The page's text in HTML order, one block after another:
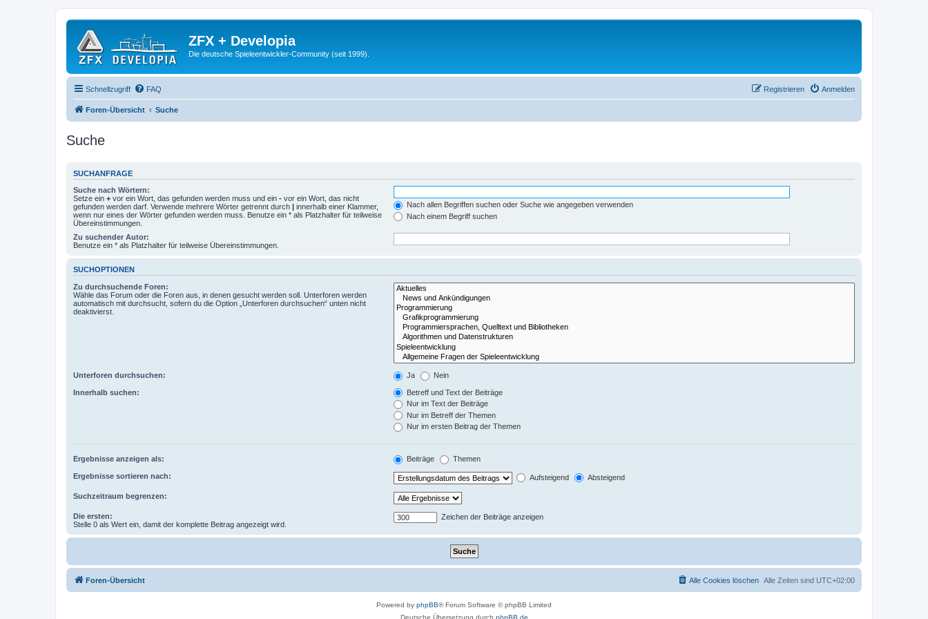
ZFX + Developia
Die deutsche Spieleentwickler-Community (seit 1999).
Schnellzugriff FAQ Anmelden
Registrieren
Foren-Übersicht Suche
Suche
SUCHANFRAGE
Suche nach Wörtern:
Setze ein + vor ein Wort, das gefunden werden muss und ein - vor ein Wort, das nicht
gefunden werden darf. Verwende mehrere Wörter getrennt durch | innerhalb einer Klammer,
wenn nur eines der Wörter gefunden werden muss. Benutze ein * als Platzhalter für teilweise
Übereinstimmungen.
Nach allen Begriffen suchen oder Suche wie angegeben verwenden
Nach einem Begriff suchen
Zu suchender Autor:
Benutze ein * als Platzhalter für teilweise Übereinstimmungen.
SUCHOPTIONEN
Zu durchsuchende Foren:
Wähle das Forum oder die Foren aus, in denen gesucht werden soll. Unterforen werden
automatisch mit durchsucht, sofern du die Option „Unterforen durchsuchen“ unten nicht
deaktivierst.
Unterforen durchsuchen: Ja Nein
Innerhalb suchen:
Betreff und Text der Beiträge
Nur im Text der Beiträge
Nur im Betreff der Themen
Nur im ersten Beitrag der Themen
Ergebnisse anzeigen als: Beiträge Themen
Ergebnisse sortieren nach: Aufsteigend Absteigend
Suchzeitraum begrenzen:
Die ersten:
Stelle 0 als Wert ein, damit der komplette Beitrag angezeigt wird.
Zeichen der Beiträge anzeigen
Foren-Übersicht Alle Zeiten sind UTC+02:00
Alle Cookies löschen
Powered by phpBB® Forum Software © phpBB Limited
Deutsche Übersetzung durch phpBB.de